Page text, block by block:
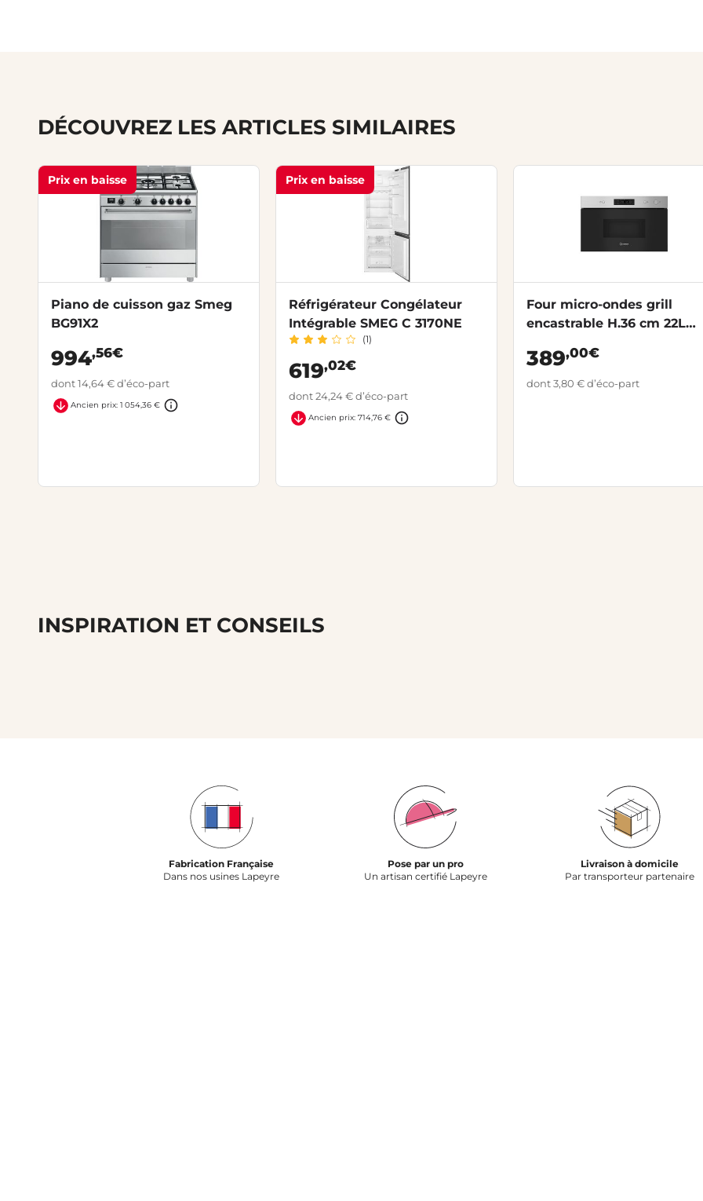
DÉCOUVREZ LES ARTICLES SIMILAIRES
Prix en baisse
Piano de cuisson gaz Smeg
BG91X2
994,56€
dont 14,64 € d’éco-part
Ancien prix: 1 054,36 €
Prix en baisse
Réfrigérateur Congélateur
Intégrable SMEG C 3170NE
(1)
619,02€
dont 24,24 € d’éco-part
Ancien prix: 714,76 €
Four micro-ondes grill
encastrable H.36 cm 22L
389,00€
dont 3,80 € d’éco-part
INSPIRATION ET CONSEILS
Fabrication Française
Dans nos usines Lapeyre
Pose par un pro
Un artisan certifié Lapeyre
Livraison à domicile
Par transporteur partenaire